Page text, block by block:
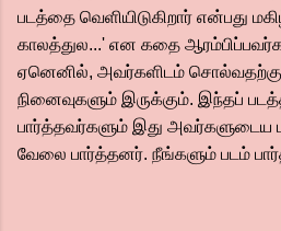
படத்தை வெளியிடுகிறார் என்பது
காலத்துல...' என கதை
ஏனெனில், அவர்களிடம்
நினைவுகளும் இருக்கும். இந்தப்
பார்த்தவர்களும் இது அவர்களுடைய
வேலை பார்த்தனர். நீங்களும் படம்